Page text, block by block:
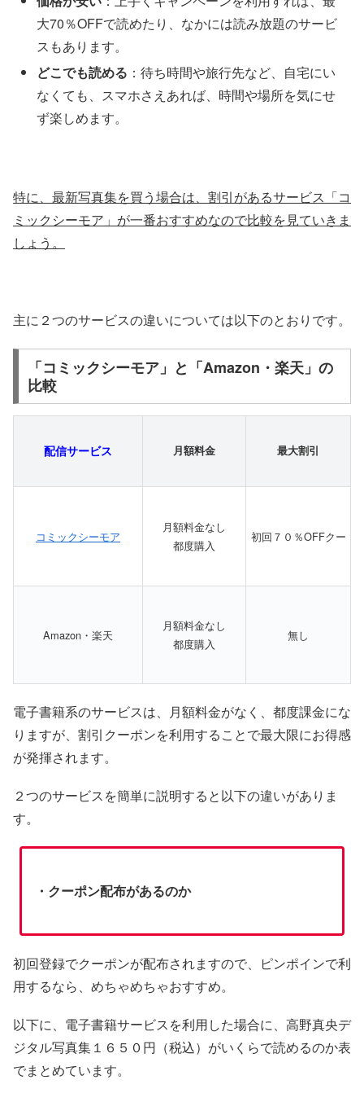
大70％OFFで読めたり、なかには読み放題のサービ
スもあります。
どこでも読める ：待ち時間や旅行先など、自宅にい
なくても、スマホさえあれば、時間や場所を気にせ
ず楽しめます。
特に、最新写真集を買う場合は、割引があるサービス「コ
ミックシーモア」が一番おすすめなので比較を見ていきま
しょう。
主に２つのサービスの違いについては以下のとおりです。
「コミックシーモア」と「Amazon・楽天」の
比較
配信サービス 月額料金 最大割引
コミックシーモア
月額料金なし
都度購入
初回７０％OFFクー
Amazon・楽天
月額料金なし
都度購入
無し
電子書籍系のサービスは、月額料金がなく、都度課金にな
りますが、割引クーポンを利用することで最大限にお得感
が発揮されます。
２つのサービスを簡単に説明すると以下の違いがありま
す。
・クーポン配布があるのか
初回登録でクーポンが配布されますので、ピンポインで利
用するなら、めちゃめちゃおすすめ。
以下に、電子書籍サービスを利用した場合に、高野真央デ
ジタル写真集１６５０円（税込）がいくらで読めるのか表
でまとめています。